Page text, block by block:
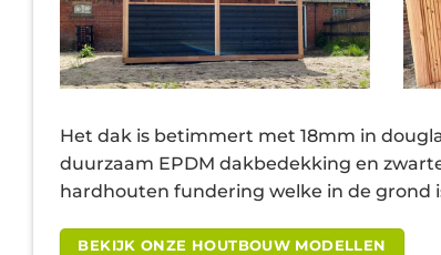
Het dak is betimmert met 18mm in
duurzaam EPDM dakbedekking en
hardhouten fundering welke in de grond
BEKIJK ONZE HOUTBOUW MODELLEN